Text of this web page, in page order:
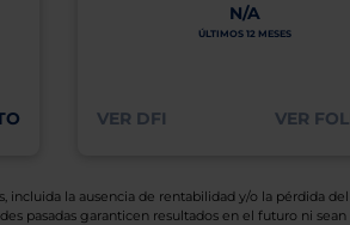
N/A
ÚLTIMOS 12 MESES
VER DFI VER
incluida la ausencia de rentabilidad y/o la pérdida
pasadas garanticen resultados en el futuro ni